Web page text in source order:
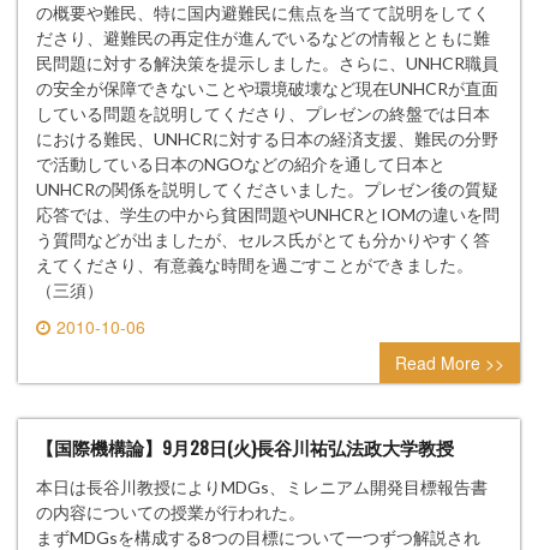
の概要や難民、特に国内避難民に焦点を当てて説明をしてく
ださり、避難民の再定住が進んでいるなどの情報とともに難
民問題に対する解決策を提示しました。さらに、UNHCR職員
の安全が保障できないことや環境破壊など現在UNHCRが直面
している問題を説明してくださり、プレゼンの終盤では日本
における難民、UNHCRに対する日本の経済支援、難民の分野
で活動している日本のNGOなどの紹介を通して日本と
UNHCRの関係を説明してくださいました。プレゼン後の質疑
応答では、学生の中から貧困問題やUNHCRとIOMの違いを問
う質問などが出ましたが、セルス氏がとても分かりやすく答
えてくださり、有意義な時間を過ごすことができました。
（三須）
2010-10-06
0 comment
Read More >>
【国際機構論】9月28日(火)長谷川祐弘法政大学教授
本日は長谷川教授によりMDGs、ミレニアム開発目標報告書
の内容についての授業が行われた。
まずMDGsを構成する8つの目標について一つずつ解説され